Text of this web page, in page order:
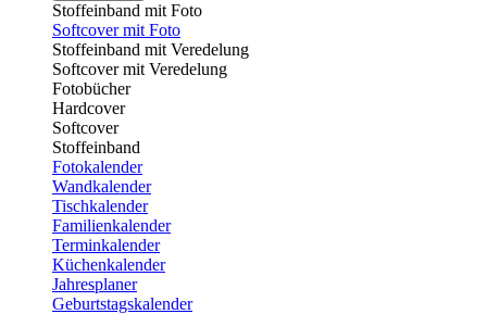
Stoffeinband mit Foto
Softcover mit Foto
Stoffeinband mit Veredelung
Softcover mit Veredelung
Fotobücher
Hardcover
Softcover
Stoffeinband
Fotokalender
Wandkalender
Tischkalender
Familienkalender
Terminkalender
Küchenkalender
Jahresplaner
Geburtstagskalender